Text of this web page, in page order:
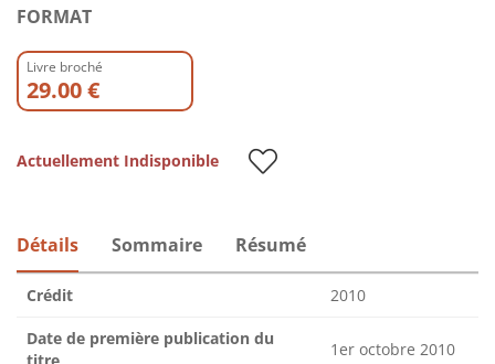
FORMAT
Livre broché
29.00 €
Actuellement Indisponible
Détails Sommaire Résumé
Crédit 2010
Date de première publication du
1er octobre 2010